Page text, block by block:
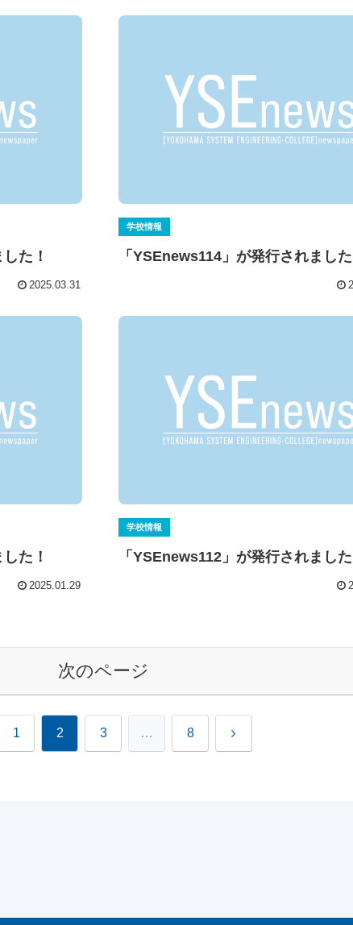
た！
2025.03.31
学校情報
「YSEnews114」が発行されました
た！
2025.01.29
学校情報
「YSEnews112」が発行されました
次のページ
1 2 3 … 8 次